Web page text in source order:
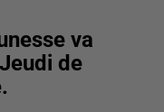
va
de